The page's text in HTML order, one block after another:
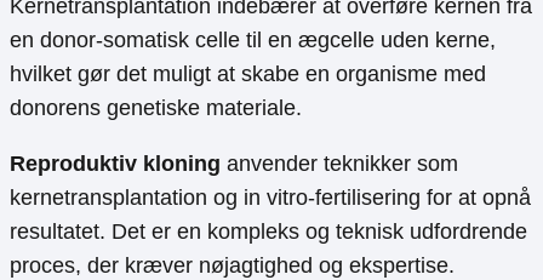
Kernetransplantation indebærer at overføre kernen fra
en donor-somatisk celle til en ægcelle uden kerne,
hvilket gør det muligt at skabe en organisme med
donorens genetiske materiale.
Reproduktiv kloning anvender teknikker som
kernetransplantation og in vitro-fertilisering for at opnå
resultatet. Det er en kompleks og teknisk udfordrende
proces, der kræver nøjagtighed og ekspertise.